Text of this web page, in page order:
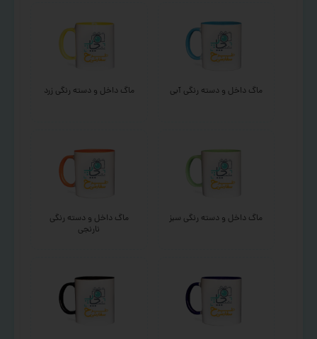
ماگ داخل و دسته رنگی آبی ماگ داخل و دسته رنگی زرد
ماگ داخل و دسته رنگی سبز
ماگ داخل و دسته رنگی
نارنجی